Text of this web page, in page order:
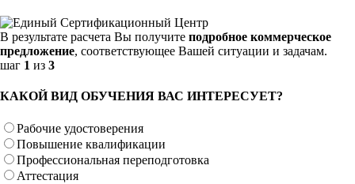
В результате расчета Вы получите подробное коммерческое
предложение, соответствующее Вашей ситуации и задачам.
шаг 1 из 3
КАКОЙ ВИД ОБУЧЕНИЯ ВАС ИНТЕРЕСУЕТ?
Рабочие удостоверения
Повышение квалификации
Профессиональная переподготовка
Аттестация